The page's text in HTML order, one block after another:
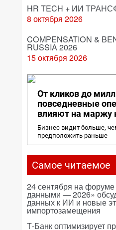
HR TECH + ИИ
8 октября 2026
COMPENSATION &
RUSSIA 2026
15 октября 2026
От кликов до
повседневные
влияют на маржу
Бизнес видит больше,
предположить раньше
Самое читаемое
24 сентября на
данными — 2026»
данных к ИИ и новые
импортозамещения
Т-Банк оптимизирует